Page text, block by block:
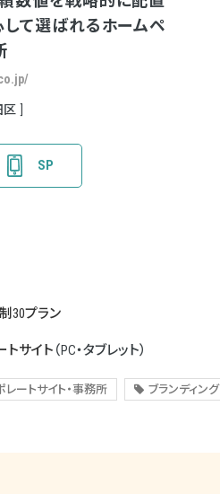
して選ばれるホームペ
区
SP
30プラン
トサイト （PC・タブレット）
レートサイト・事務所 ブランディング